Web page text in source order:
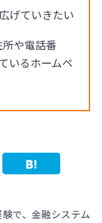
げていきたい
所や電話番
いるホームペ
で、金融システム